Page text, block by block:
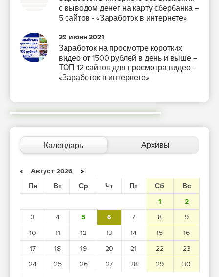
с выводом денег на карту сбербанка –
5 сайтов - «Заработок в интернете»
29 июня 2021
Заработок на просмотре коротких
видео от 1500 рублей в день и выше –
ТОП 12 сайтов для просмотра видео -
«Заработок в интернете»
Календарь Архивы
« Август 2026 »
Пн
Вт Ср Чт Пт Сб
Вс
1
2
3
4 5 6 7 8
9
10
11 12 13 14 15
16
17
18 19 20 21 22
23
24
25 26 27 28 29
30